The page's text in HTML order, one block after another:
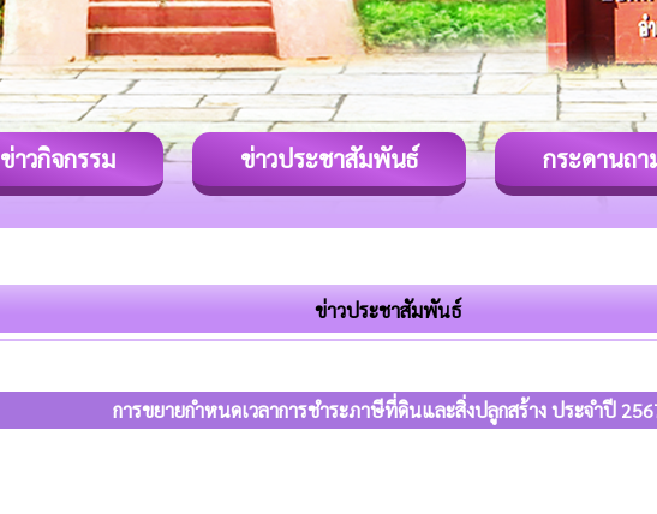
ข่าวกิจกรรม ข่าวประชาสัมพันธ์ กระดานถ
ข่าวประชาสัมพันธ์
การขยายกำหนดเวลาการชำระภาษีที่ดินและสิ่งปลูกสร้าง ประจำปี